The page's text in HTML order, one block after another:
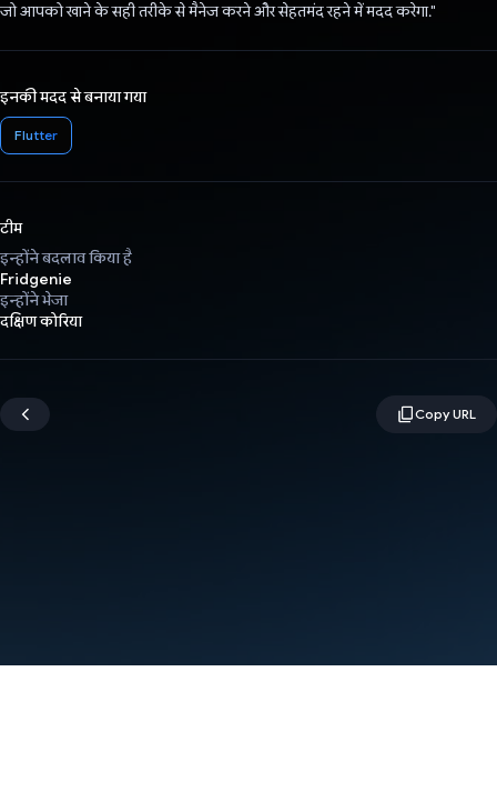
जो आपको खाने के सही तरीके से मैनेज करने और सेहतमंद रहने में मदद करेगा."
इनकी मदद से बनाया गया
Flutter
टीम
इन्होंने बदलाव किया है
Fridgenie
इन्होंने भेजा
दक्षिण कोरिया